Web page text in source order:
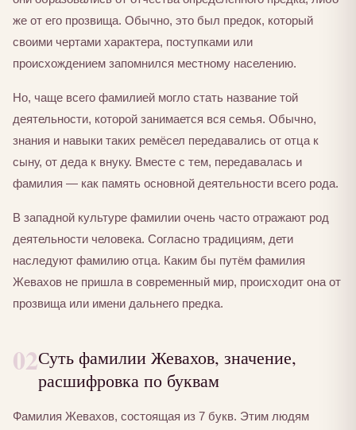
же от его прозвища. Обычно, это был предок, который
своими чертами характера, поступками или
происхождением запомнился местному населению.
Но, чаще всего фамилией могло стать название той
деятельности, которой занимается вся семья. Обычно,
знания и навыки таких ремёсел передавались от отца к
сыну, от деда к внуку. Вместе с тем, передавалась и
фамилия — как память основной деятельности всего рода.
В западной культуре фамилии очень часто отражают род
деятельности человека. Согласно традициям, дети
наследуют фамилию отца. Каким бы путём фамилия
Жевахов не пришла в современный мир, происходит она от
прозвища или имени дальнего предка.
02Суть фамилии Жевахов, значение,
расшифровка по буквам
Фамилия Жевахов, состоящая из 7 букв. Этим людям